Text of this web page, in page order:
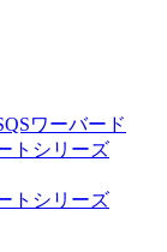
ワーバード
トシリーズ
トシリーズ